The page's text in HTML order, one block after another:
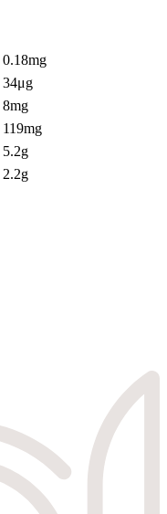
0.18mg
34μg
8mg
119mg
5.2g
2.2g